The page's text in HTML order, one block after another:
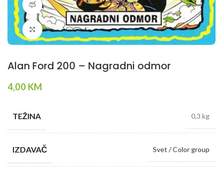
360 product view
Klikni da povečaš
Alan Ford 200 – Nagradni odmor
4,00 KM
TEŽINA 0,3 kg
IZDAVAČ Svet / Color group